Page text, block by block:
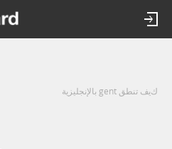
كيف تنطق gent بالإنجليزية